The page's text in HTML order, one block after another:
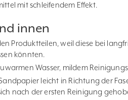
mit schleifendem Effekt.
innen
Produktteilen, weil diese bei
könnten.
Wasser, mildem
leicht in Richtung der
nach der ersten Reinigung